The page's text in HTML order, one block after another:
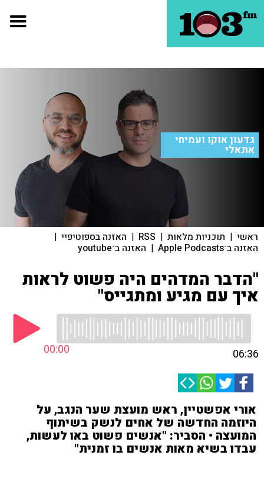
גדעון אוקו ועמיחי
אתאלי
ראשי | תוכניות מלאות |
RSS
| האזנה בספוטיפיי |
האזנה ב־Apple Podcasts | האזנה ב־youtube
"הדבר המדהים היה פשוט לראות
איך עם מגיע ומתגייס"
00:00 06:36
אורי אפשטיין, ראש מועצת שער הנגב, על
היוזמה החדשה של אחים לנשק בשיתוף
המועצה • הסביר: "אנשים פשוט באו לעשות,
עבדו בשיא מאות אנשים בו זמנית"